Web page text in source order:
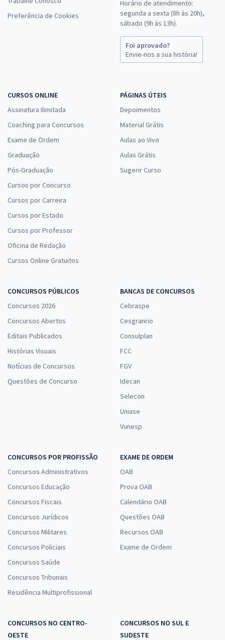
Preferência de Cookies
Horário de atendimento:
segunda a sexta (8h às 20h),
sábado (9h às 13h).
Foi aprovado?
Envie-nos a sua história!
CURSOS ONLINE
Assinatura Ilimitada
Coaching para Concursos
Exame de Ordem
Graduação
Pós-Graduação
Cursos por Concurso
Cursos por Carreira
Cursos por Estado
Cursos por Professor
Oficina de Redação
Cursos Online Gratuitos
PÁGINAS ÚTEIS
Depoimentos
Material Grátis
Aulas ao Vivo
Aulas Grátis
Sugerir Curso
CONCURSOS PÚBLICOS
Concursos 2026
Concursos Abertos
Editais Publicados
Histórias Visuais
Notícias de Concursos
Questões de Concurso
BANCAS DE CONCURSOS
Cebraspe
Cesgranrio
Consulplan
FCC
FGV
Idecan
Selecon
Uniase
Vunesp
CONCURSOS POR PROFISSÃO
Concursos Administrativos
Concursos Educação
Concursos Fiscais
Concursos Jurídicos
Concursos Militares
Concursos Policiais
Concursos Saúde
Concursos Tribunais
Residência Multiprofissional
EXAME DE ORDEM
OAB
Prova OAB
Calendário OAB
Questões OAB
Recursos OAB
Exame de Ordem
CONCURSOS NO CENTRO-
OESTE
CONCURSOS NO SUL E
SUDESTE